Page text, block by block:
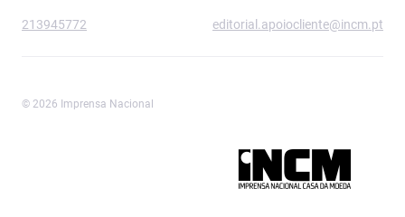
213945772 editorial.apoiocliente@incm.pt
© 2026 Imprensa Nacional